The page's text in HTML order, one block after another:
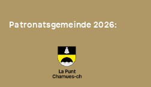
Patronatsgemeinde 2026: